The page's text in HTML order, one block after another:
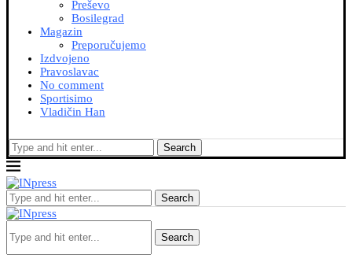
Preševo
Bosilegrad
Magazin
Preporučujemo
Izdvojeno
Pravoslavac
No comment
Sportisimo
Vladičin Han
Search
Search
Search